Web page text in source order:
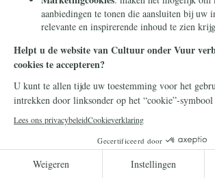
Geopolitiek
Deze mannen werd een
in Rusland beloofd. Ze
werden wakker aan
in Oekraïne
Rusland werft geen buitenlandse
voor zijn oorlog in Oekraïne door